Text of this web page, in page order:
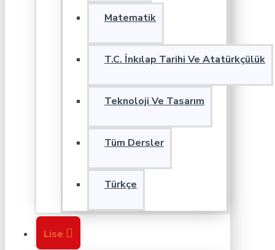
Matematik
T.C. İnkılap Tarihi Ve Atatürkçülük
Teknoloji Ve Tasarım
Tüm Dersler
Türkçe
Lise